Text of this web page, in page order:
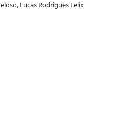
Lucas Rodrigues Felix